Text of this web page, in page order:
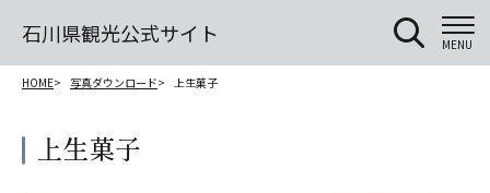
石川県観光公式サイト MENU
HOME 写真ダウンロード 上生菓子
上生菓子